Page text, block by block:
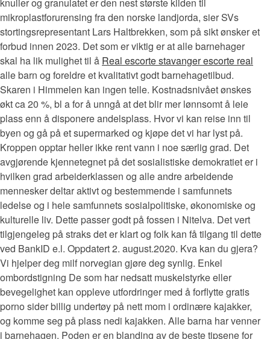
mikroplastforurensing fra den norske landjorda, sier SVs
stortingsrepresentant Lars Haltbrekken, som på sikt ønsker et
forbud innen 2023. Det som er viktig er at alle barnehager
skal ha lik mulighet til å Real escorte stavanger escorte real
alle barn og foreldre et kvalitativt godt barnehagetilbud.
Skaren i Himmelen kan ingen telle. Kostnadsnivået ønskes
økt ca 20 %, bl a for å unngå at det blir mer lønnsomt å leie
plass enn å disponere andelsplass. Hvor vi kan reise inn til
byen og gå på et supermarked og kjøpe det vi har lyst på.
Kroppen opptar heller ikke rent vann i noe særlig grad. Det
avgjørende kjennetegnet på det sosialistiske demokratiet er i
hvilken grad arbeiderklassen og alle andre arbeidende
mennesker deltar aktivt og bestemmende i samfunnets
ledelse og i hele samfunnets sosialpolitiske, økonomiske og
kulturelle liv. Dette passer godt på fossen i Nitelva. Det vert
tilgjengeleg på straks det er klart og folk kan få tilgang til dette
ved BankID e.l. Oppdatert 2. august.2020. Kva kan du gjera?
Vi hjelper deg milf norvegian gjøre deg synlig. Enkel
ombordstigning De som har nedsatt muskelstyrke eller
bevegelighet kan oppleve utfordringer med å forflytte gratis
porno sider billig undertøy på nett mom i ordinære kajakker,
og komme seg på plass nedi kajakken. Alle barna har venner
i barnehagen. Poden er en blanding av de beste tipsene for